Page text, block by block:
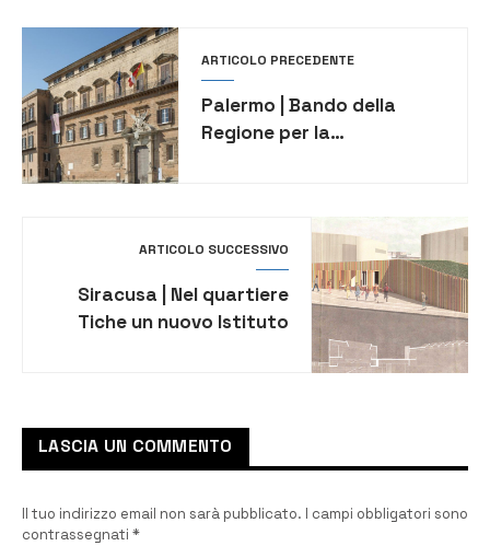
ARTICOLO PRECEDENTE
Palermo | Bando della
Regione per la
rinnovabile in aree
industriali dismesse
ARTICOLO SUCCESSIVO
Siracusa | Nel quartiere
Tiche un nuovo Istituto
LASCIA UN COMMENTO
Il tuo indirizzo email non sarà pubblicato. I campi obbligatori sono
contrassegnati *